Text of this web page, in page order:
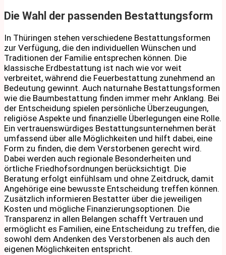
Die Wahl der passenden Bestattungsform
In Thüringen stehen verschiedene Bestattungsformen
zur Verfügung, die den individuellen Wünschen und
Traditionen der Familie entsprechen können. Die
klassische Erdbestattung ist nach wie vor weit
verbreitet, während die Feuerbestattung zunehmend an
Bedeutung gewinnt. Auch naturnahe Bestattungsformen
wie die Baumbestattung finden immer mehr Anklang. Bei
der Entscheidung spielen persönliche Überzeugungen,
religiöse Aspekte und finanzielle Überlegungen eine Rolle.
Ein vertrauenswürdiges Bestattungsunternehmen berät
umfassend über alle Möglichkeiten und hilft dabei, eine
Form zu finden, die dem Verstorbenen gerecht wird.
Dabei werden auch regionale Besonderheiten und
örtliche Friedhofsordnungen berücksichtigt. Die
Beratung erfolgt einfühlsam und ohne Zeitdruck, damit
Angehörige eine bewusste Entscheidung treffen können.
Zusätzlich informieren Bestatter über die jeweiligen
Kosten und mögliche Finanzierungsoptionen. Die
Transparenz in allen Belangen schafft Vertrauen und
ermöglicht es Familien, eine Entscheidung zu treffen, die
sowohl dem Andenken des Verstorbenen als auch den
eigenen Möglichkeiten entspricht.